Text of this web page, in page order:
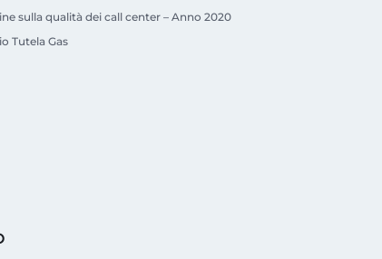
sulla qualità dei call center – Anno 2020
Tutela Gas